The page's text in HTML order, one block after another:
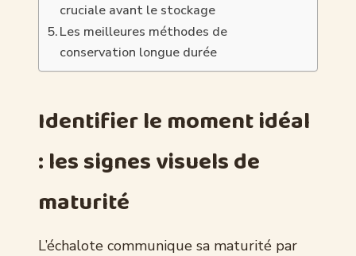
cruciale avant le stockage
Les meilleures méthodes de
conservation longue durée
Identifier le moment idéal
: les signes visuels de
maturité
L’échalote communique sa maturité par